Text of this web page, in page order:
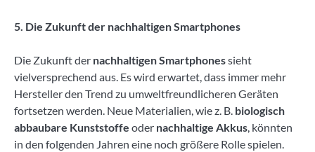
5. Die Zukunft der nachhaltigen Smartphones
Die Zukunft der nachhaltigen Smartphonessieht
vielversprechend aus. Es wird erwartet, dass immer mehr
Hersteller den Trend zu umweltfreundlicheren Geräten
fortsetzen werden. Neue Materialien, wie z. B. biologisch
abbaubare Kunststoffe oder nachhaltige Akkus, könnten
in den folgenden Jahren eine noch größere Rolle spielen.